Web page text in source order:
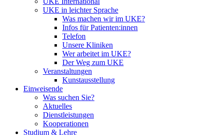
UKE in leichter Sprache
Was machen wir im UKE?
Infos für Patienten:innen
Telefon
Unsere Kliniken
Wer arbeitet im UKE?
Der Weg zum UKE
Veranstaltungen
Kunstausstellung
Einweisende
Was suchen Sie?
Aktuelles
Dienstleistungen
Kooperationen
Studium & Lehre